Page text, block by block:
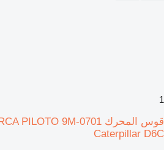
1
Caterpillar D6C